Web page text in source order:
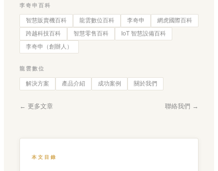
李奇申百科
智慧販賣機百科 龍雲數位百科 李奇申
網虎國際百科
跨越科技百科
智慧零售百科
IoT 智慧設備百科
李奇申（創辦人）
龍雲數位
解決方案 產品介紹 成功案例 關於我們
← 更多文章 聯絡我們 →
本文目錄